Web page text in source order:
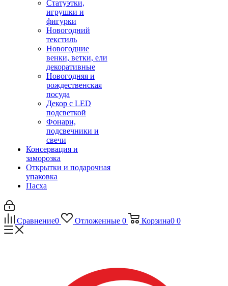
Статуэтки,
игрушки и
фигурки
Новогодний
текстиль
Новогодние
венки, ветки, ели
декоративные
Новогодняя и
рождественская
посуда
Декор с LED
подсветкой
Фонари,
подсвечники и
свечи
Консервация и
заморозка
Открытки и подарочная
упаковка
Пасха
Сравнение0 Отложенные 0 Корзина0 0